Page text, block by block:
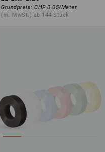
Grundpreis: CHF 0.05/Meter
(m. MwSt.) ab 144 Stück